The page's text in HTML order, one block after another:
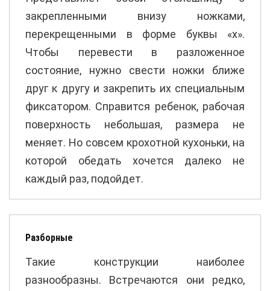
закрепленными внизу ножками,
перекрещенными в форме буквы «х».
Чтобы перевести в разложенное
состояние, нужно свести ножки ближе
друг к другу и закрепить их специальным
фиксатором. Справится ребенок, рабочая
поверхность небольшая, размера не
меняет. Но совсем крохотной кухоньки, на
которой обедать хочется далеко не
каждый раз, подойдет.
Разборные
Такие конструкции наиболее
разнообразны. Встречаются они редко,